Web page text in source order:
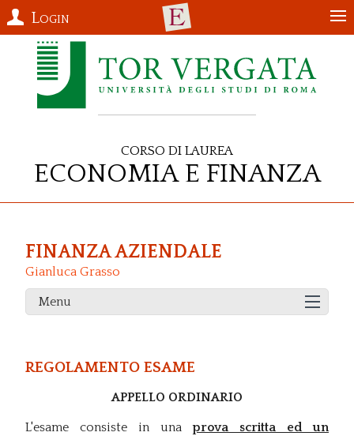
Login
Corso di Laurea
Economia e Finanza
FINANZA AZIENDALE
Gianluca Grasso
Menu
Regolamento esame
APPELLO ORDINARIO
L'esame consiste in unaprova scritta ed un